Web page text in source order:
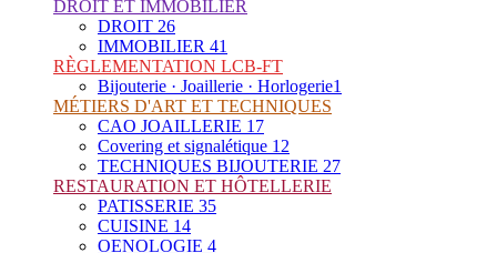
DROIT ET IMMOBILIER
DROIT 26
IMMOBILIER 41
RÈGLEMENTATION LCB-FT
Bijouterie · Joaillerie · Horlogerie1
MÉTIERS D'ART ET TECHNIQUES
CAO JOAILLERIE 17
Covering et signalétique 12
TECHNIQUES BIJOUTERIE 27
RESTAURATION ET HÔTELLERIE
PATISSERIE 35
CUISINE 14
OENOLOGIE 4